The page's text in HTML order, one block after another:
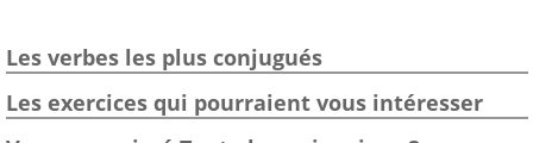
Les verbes les plus conjugués
Les exercices qui pourraient vous intéresser